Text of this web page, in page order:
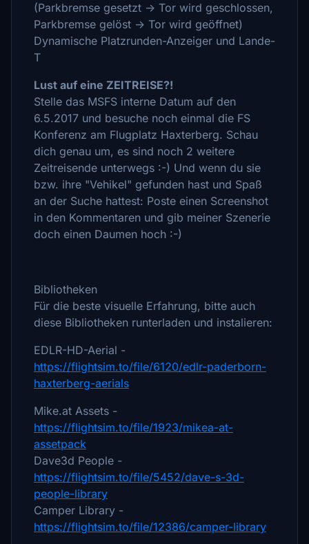
(Parkbremse gesetzt -> Tor wird geschlossen,
Parkbremse gelöst -> Tor wird geöffnet)
Dynamische Platzrunden-Anzeiger und Lande-
T
Lust auf eine ZEITREISE?!
Stelle das MSFS interne Datum auf den
6.5.2017 und besuche noch einmal die FS
Konferenz am Flugplatz Haxterberg. Schau
dich genau um, es sind noch 2 weitere
Zeitreisende unterwegs :-) Und wenn du sie
bzw. ihre "Vehikel" gefunden hast und Spaß
an der Suche hattest: Poste einen Screenshot
in den Kommentaren und gib meiner Szenerie
doch einen Daumen hoch :-)
Bibliotheken
Für die beste visuelle Erfahrung, bitte auch
diese Bibliotheken runterladen und instalieren:
EDLR-HD-Aerial -
https://flightsim.to/file/6120/edlr-paderborn-
haxterberg-aerials
Mike.at Assets -
https://flightsim.to/file/1923/mikea-at-
assetpack
Dave3d People -
https://flightsim.to/file/5452/dave-s-3d-
people-library
Camper Library -
https://flightsim.to/file/12386/camper-library